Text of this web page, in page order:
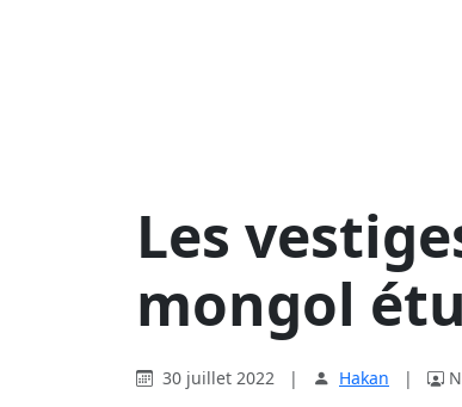
Les
mongol
30 juillet 2022 | Hakan |